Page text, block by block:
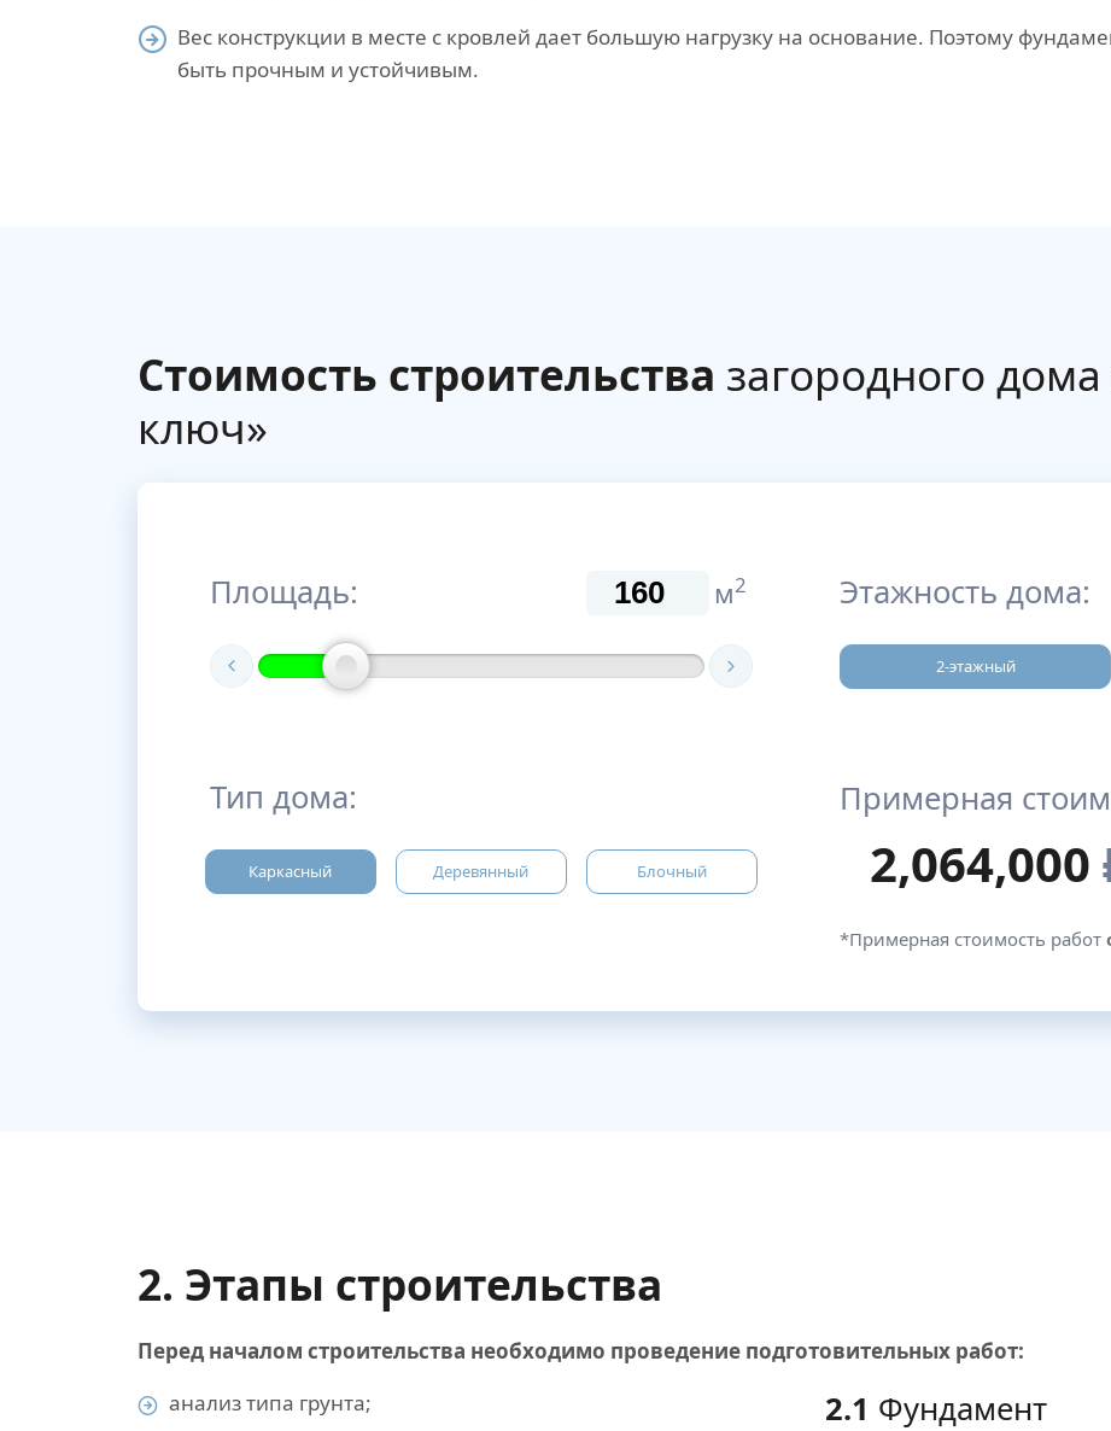
Вес конструкции в месте с кровлей дает большую нагрузку на основание. Поэтому
быть прочным и устойчивым.
Стоимость строительства загородного
ключ»
Площадь: м2
Тип дома:
Каркасный Деревянный Блочный
Этажность дома:
2-этажный
Примерная
2,064,000
*Примерная стоимость работ
2. Этапы строительства
Перед началом строительства необходимо проведение подготовительных работ:
анализ типа грунта;
2.1 Фундамент